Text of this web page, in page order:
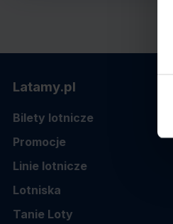
Latamy.pl
Bilety lotnicze
Promocje
Linie lotnicze
Lotniska
Tanie Loty